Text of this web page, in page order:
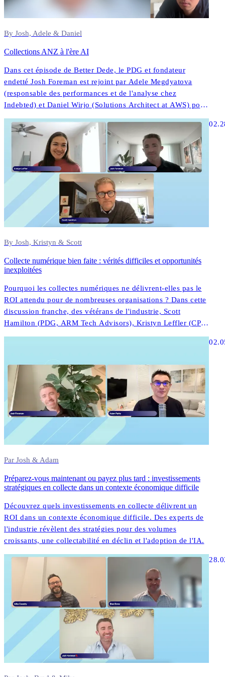
By Josh, Adele & Daniel
Collections ANZ à l'ère AI
Dans cet épisode de Better Dede, le PDG et fondateur
endetté Josh Foreman est rejoint par Adele Megdyatova
(responsable des performances et de l'analyse chez
Indebted) et Daniel Wirjo (Solutions Architect at AWS) pour
explorer la façon dont les collections à AI et les stratégies
numériques d'abord transforment l'engagement des clients
dans ANZ.
By Josh, Kristyn & Scott
Collecte numérique bien faite : vérités difficiles et opportunités
inexploitées
Pourquoi les collectes numériques ne délivrent-elles pas le
ROI attendu pour de nombreuses organisations ? Dans cette
discussion franche, des vétérans de l'industrie, Scott
Hamilton (PDG, ARM Tech Advisors), Kristyn Leffler (CPO,
Par Josh & Adam
Préparez-vous maintenant ou payez plus tard : investissements
stratégiques en collecte dans un contexte économique difficile
Découvrez quels investissements en collecte délivrent un
ROI dans un contexte économique difficile. Des experts de
l'industrie révèlent des stratégies pour des volumes
croissants, une collectabilité en déclin et l'adoption de l'IA.